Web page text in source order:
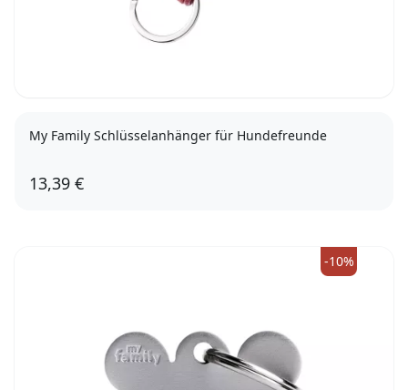
My Family Schlüsselanhänger für Hundefreunde
13,39 €
-10%